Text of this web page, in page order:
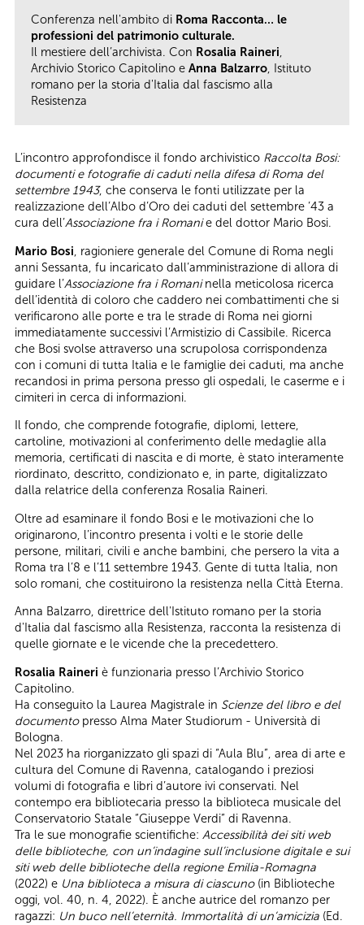
Conferenza nell'ambito di Roma Racconta… le
professioni del patrimonio culturale.
Il mestiere dell’archivista. Con Rosalia Raineri,
Archivio Storico Capitolino e Anna Balzarro, Istituto
romano per la storia d'Italia dal fascismo alla
Resistenza
L’incontro approfondisce il fondo archivistico Raccolta Bosi:
documenti e fotografie di caduti nella difesa di Roma del
settembre 1943, che conserva le fonti utilizzate per la
realizzazione dell’Albo d’Oro dei caduti del settembre ’43 a
cura dell’Associazione fra i Romanie del dottor Mario Bosi.
Mario Bosi , ragioniere generale del Comune di Roma negli
anni Sessanta, fu incaricato dall’amministrazione di allora di
guidare l’Associazione fra i Romaninella meticolosa ricerca
dell’identità di coloro che caddero nei combattimenti che si
verificarono alle porte e tra le strade di Roma nei giorni
immediatamente successivi l’Armistizio di Cassibile. Ricerca
che Bosi svolse attraverso una scrupolosa corrispondenza
con i comuni di tutta Italia e le famiglie dei caduti, ma anche
recandosi in prima persona presso gli ospedali, le caserme e i
cimiteri in cerca di informazioni.
Il fondo, che comprende fotografie, diplomi, lettere,
cartoline, motivazioni al conferimento delle medaglie alla
memoria, certificati di nascita e di morte, è stato interamente
riordinato, descritto, condizionato e, in parte, digitalizzato
dalla relatrice della conferenza Rosalia Raineri.
Oltre ad esaminare il fondo Bosi e le motivazioni che lo
originarono, l’incontro presenta i volti e le storie delle
persone, militari, civili e anche bambini, che persero la vita a
Roma tra l’8 e l’11 settembre 1943. Gente di tutta Italia, non
solo romani, che costituirono la resistenza nella Città Eterna.
Anna Balzarro, direttrice dell'Istituto romano per la storia
d'Italia dal fascismo alla Resistenza, racconta la resistenza di
quelle giornate e le vicende che la precedettero.
Rosalia Raineri è funzionaria presso l’Archivio Storico
Capitolino.
Ha conseguito la Laurea Magistrale in Scienze del libro e del
documentopresso Alma Mater Studiorum - Università di
Bologna.
Nel 2023 ha riorganizzato gli spazi di “Aula Blu”, area di arte e
cultura del Comune di Ravenna, catalogando i preziosi
volumi di fotografia e libri d’autore ivi conservati. Nel
contempo era bibliotecaria presso la biblioteca musicale del
Conservatorio Statale “Giuseppe Verdi” di Ravenna.
Tra le sue monografie scientifiche: Accessibilità dei siti web
delle biblioteche, con un’indagine sull’inclusione digitale e sui
siti web delle biblioteche della regione Emilia-Romagna
(2022) e Una biblioteca a misura di ciascuno (in Biblioteche
oggi, vol. 40, n. 4, 2022). È anche autrice del romanzo per
ragazzi: Un buco nell’eternità. Immortalità di un’amicizia (Ed.